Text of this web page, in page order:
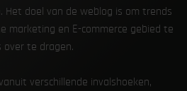
Het doel van de weblog is om trends
marketing en E-commerce gebied te
over te dragen.
verschillende invalshoeken,